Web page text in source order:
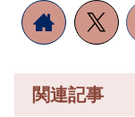
関連記事